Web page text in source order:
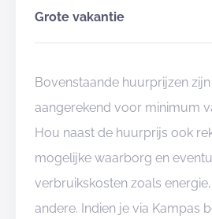
Grote vakantie
Bovenstaande huurprijzen
aangerekend voor minimum
Hou naast de huurprijs ook
mogelijke waarborg en
verbruikskosten zoals
andere. Indien je via Kampas